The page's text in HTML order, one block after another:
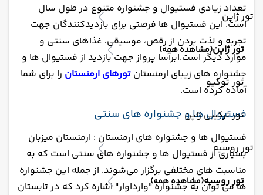
تور ژاپن
تور ژاپن(مشاهده همه)
تور توکیو
تور ترکیبی ژاپن
تور روسیه
تور روسیه(مشاهده همه)
تعداد زیادی فستیوال و جشنواره متنوع در طول سال
است. این فستیوال ها فرصتی برای بازدیدکنندگان جهت
تجربه و لذت بردن از رقص، موسیقی، غذاهای سنتی و
موارد دیگر است.ابرآسا پرواز جهت بازدید از فستیوال ها و
جشنواره های زیبای ارمنستان تورهای ارمنستان را برای شما
آماده کرده است.
فستیوال ها و جشنواره های سنتی
فستیوال ها و جشنواره های ارمنستان : ارمنستان میزبان
بسیاری از فستیوال ها و جشنواره های سنتی است که به
مناسبت های مختلفی برگزار می‌شوند. از جمله این جشنواره
ها می توان به جشنواره "وارداوار" اشاره کرد که در تابستان